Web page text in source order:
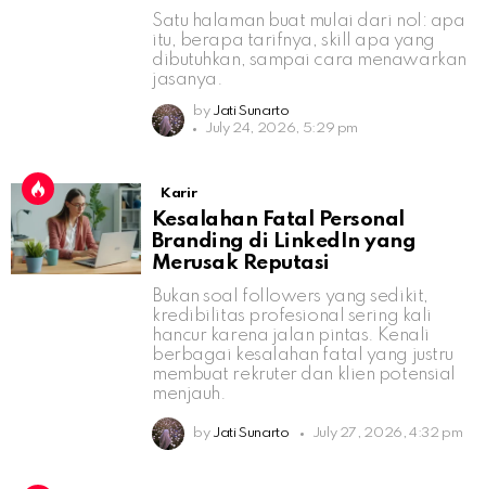
Satu halaman buat mulai dari nol: apa
itu, berapa tarifnya, skill apa yang
dibutuhkan, sampai cara menawarkan
jasanya.
by Jati Sunarto
July 24, 2026, 5:29 pm
Karir
Kesalahan Fatal Personal
Branding di LinkedIn yang
Merusak Reputasi
Bukan soal followers yang sedikit,
kredibilitas profesional sering kali
hancur karena jalan pintas. Kenali
berbagai kesalahan fatal yang justru
membuat rekruter dan klien potensial
menjauh.
by Jati Sunarto July 27, 2026, 4:32 pm